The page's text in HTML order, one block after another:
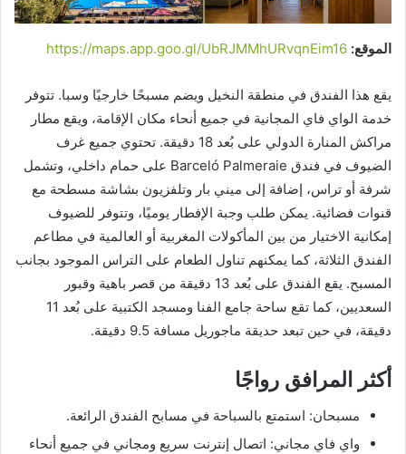
الموقع: https://maps.app.goo.gl/UbRJMMhURvqnEim16
يقع هذا الفندق في منطقة النخيل ويضم مسبحًا خارجيًا وسبا. تتوفر
خدمة الواي فاي المجانية في جميع أنحاء مكان الإقامة، ويقع مطار
مراكش المنارة الدولي على بُعد 18 دقيقة. تحتوي جميع غرف
الضيوف في فندق Barceló Palmeraie على حمام داخلي، وتشمل
شرفة أو تراس، إضافة إلى ميني بار وتلفزيون بشاشة مسطحة مع
قنوات فضائية. يمكن طلب وجبة الإفطار يوميًا، وتتوفر للضيوف
إمكانية الاختيار من بين المأكولات المغربية أو العالمية في مطاعم
الفندق الثلاثة، كما يمكنهم تناول الطعام على التراس الموجود بجانب
المسبح. يقع الفندق على بُعد 13 دقيقة من قصر باهية وقبور
السعديين، كما تقع ساحة جامع الفنا ومسجد الكتبية على بُعد 11
دقيقة، في حين تبعد حديقة ماجوريل مسافة 9.5 دقيقة.
أكثر المرافق رواجًا
مسبحان: استمتع بالسباحة في مسابح الفندق الرائعة.
واي فاي مجاني: اتصال إنترنت سريع ومجاني في جميع أنحاء